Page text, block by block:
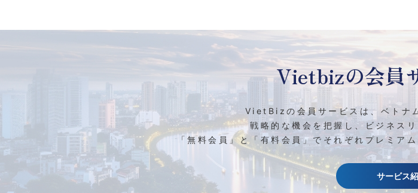
Vietbizの会員
VietBizの会員サービスは、ベトナ
戦略的な機会を把握し、ビジネス
「無料会員」と「有料会員」でそれぞれプレミア
サービス